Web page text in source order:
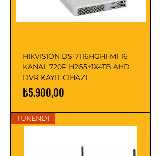
HIKVISION DS-7116HGHI-M1 16
KANAL 720P H265+1X4TB AHD
DVR KAYIT CIHAZI
Fiyat
₺5.900,00
TÜKENDİ